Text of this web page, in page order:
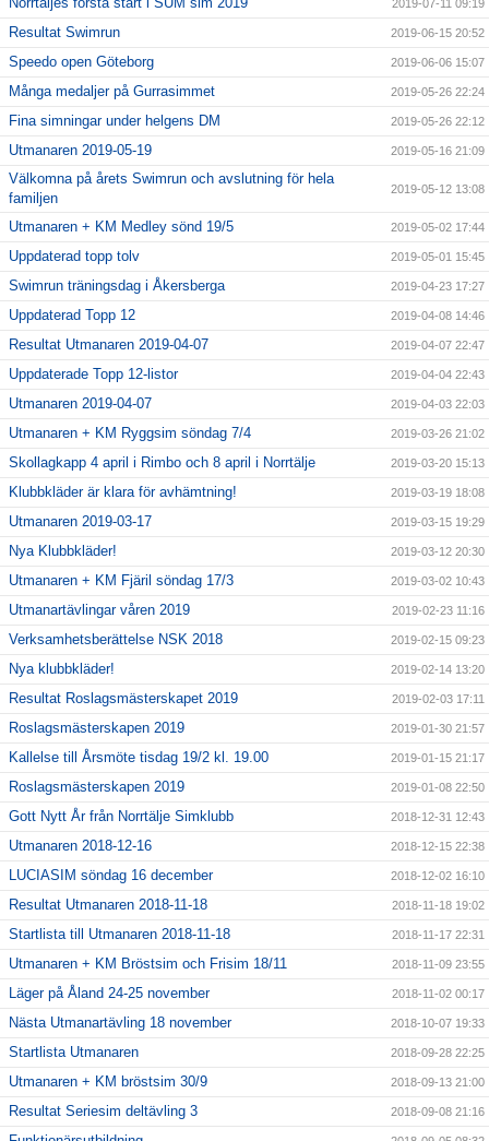
2019-07-11 09:19
Resultat Swimrun 2019-06-15 20:52
Speedo open Göteborg 2019-06-06 15:07
Många medaljer på Gurrasimmet 2019-05-26 22:24
Fina simningar under helgens DM 2019-05-26 22:12
Utmanaren 2019-05-19 2019-05-16 21:09
Välkomna på årets Swimrun och avslutning för hela
familjen
2019-05-12 13:08
Utmanaren + KM Medley sönd 19/5 2019-05-02 17:44
Uppdaterad topp tolv 2019-05-01 15:45
Swimrun träningsdag i Åkersberga 2019-04-23 17:27
Uppdaterad Topp 12 2019-04-08 14:46
Resultat Utmanaren 2019-04-07 2019-04-07 22:47
Uppdaterade Topp 12-listor 2019-04-04 22:43
Utmanaren 2019-04-07 2019-04-03 22:03
Utmanaren + KM Ryggsim söndag 7/4 2019-03-26 21:02
Skollagkapp 4 april i Rimbo och 8 april i Norrtälje 2019-03-20 15:13
Klubbkläder är klara för avhämtning! 2019-03-19 18:08
Utmanaren 2019-03-17 2019-03-15 19:29
Nya Klubbkläder! 2019-03-12 20:30
Utmanaren + KM Fjäril söndag 17/3 2019-03-02 10:43
Utmanartävlingar våren 2019 2019-02-23 11:16
Verksamhetsberättelse NSK 2018 2019-02-15 09:23
Nya klubbkläder! 2019-02-14 13:20
Resultat Roslagsmästerskapet 2019 2019-02-03 17:11
Roslagsmästerskapen 2019 2019-01-30 21:57
Kallelse till Årsmöte tisdag 19/2 kl. 19.00 2019-01-15 21:17
Roslagsmästerskapen 2019 2019-01-08 22:50
Gott Nytt År från Norrtälje Simklubb 2018-12-31 12:43
Utmanaren 2018-12-16 2018-12-15 22:38
LUCIASIM söndag 16 december 2018-12-02 16:10
Resultat Utmanaren 2018-11-18 2018-11-18 19:02
Startlista till Utmanaren 2018-11-18 2018-11-17 22:31
Utmanaren + KM Bröstsim och Frisim 18/11 2018-11-09 23:55
Läger på Åland 24-25 november 2018-11-02 00:17
Nästa Utmanartävling 18 november 2018-10-07 19:33
Startlista Utmanaren 2018-09-28 22:25
Utmanaren + KM bröstsim 30/9 2018-09-13 21:00
Resultat Seriesim deltävling 3 2018-09-08 21:16